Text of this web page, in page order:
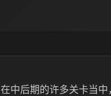
在中后期的许多关卡当